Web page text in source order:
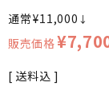
¥11,000 ↓
¥
送料込